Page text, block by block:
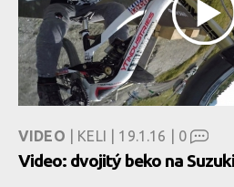
VIDEO | KELI | 19.1.16 | 0
Video: dvojitý beko na